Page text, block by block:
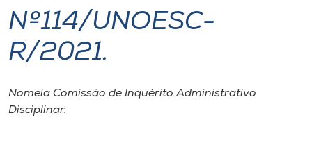
I.nova
Cultura
Nº114/UNOESC-
R/2021.
Nomeia Comissão de Inquérito Administrativo
Disciplinar.